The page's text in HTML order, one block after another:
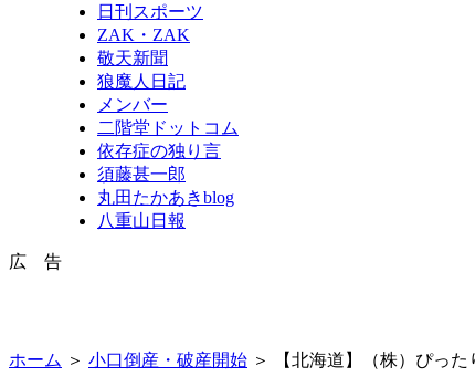
日刊スポーツ
ZAK・ZAK
敬天新聞
狼魔人日記
メンバー
二階堂ドットコム
依存症の独り言
須藤甚一郎
丸田たかあきblog
八重山日報
広 告
ホーム ＞ 小口倒産・破産開始 ＞ 【北海道】（株）ぴっ